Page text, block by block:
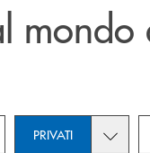
mondo
PRIVATI Toggle